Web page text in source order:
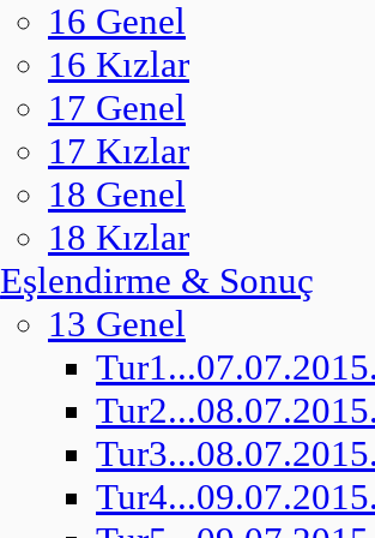
16 Genel
16 Kızlar
17 Genel
17 Kızlar
18 Genel
18 Kızlar
Eşlendirme & Sonuç
13 Genel